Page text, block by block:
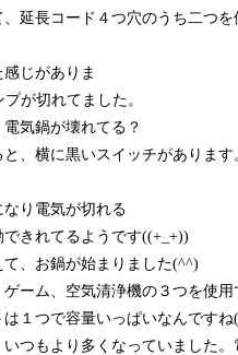
延長コード４つ穴のうち二つを
じがありま
が切れてました。
気鍋が壊れてる？
、横に黒いスイッチがあります
り電気が切れる
きれてるようです((+_+))
、お鍋が始まりました(^^)
ーム、空気清浄機の３つを使
１つで容量いっぱいなんですね
つもより多くなっていました。